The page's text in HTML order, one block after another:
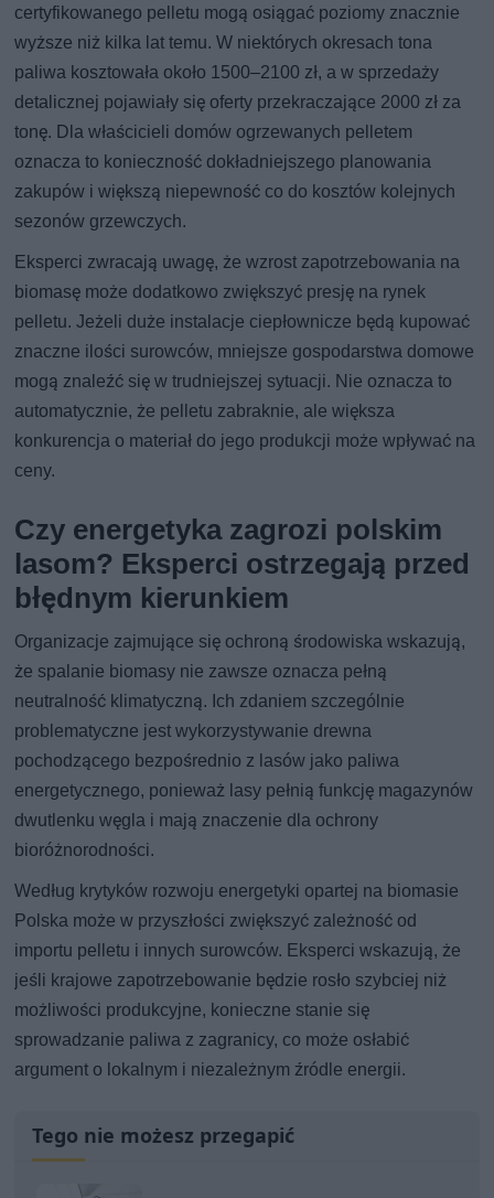
certyfikowanego pelletu mogą osiągać poziomy znacznie
wyższe niż kilka lat temu. W niektórych okresach tona
paliwa kosztowała około 1500–2100 zł, a w sprzedaży
detalicznej pojawiały się oferty przekraczające 2000 zł za
tonę. Dla właścicieli domów ogrzewanych pelletem
oznacza to konieczność dokładniejszego planowania
zakupów i większą niepewność co do kosztów kolejnych
sezonów grzewczych.
Eksperci zwracają uwagę, że wzrost zapotrzebowania na
biomasę może dodatkowo zwiększyć presję na rynek
pelletu. Jeżeli duże instalacje ciepłownicze będą kupować
znaczne ilości surowców, mniejsze gospodarstwa domowe
mogą znaleźć się w trudniejszej sytuacji. Nie oznacza to
automatycznie, że pelletu zabraknie, ale większa
konkurencja o materiał do jego produkcji może wpływać na
ceny.
Czy energetyka zagrozi polskim
lasom? Eksperci ostrzegają przed
błędnym kierunkiem
Organizacje zajmujące się ochroną środowiska wskazują,
że spalanie biomasy nie zawsze oznacza pełną
neutralność klimatyczną. Ich zdaniem szczególnie
problematyczne jest wykorzystywanie drewna
pochodzącego bezpośrednio z lasów jako paliwa
energetycznego, ponieważ lasy pełnią funkcję magazynów
dwutlenku węgla i mają znaczenie dla ochrony
bioróżnorodności.
Według krytyków rozwoju energetyki opartej na biomasie
Polska może w przyszłości zwiększyć zależność od
importu pelletu i innych surowców. Eksperci wskazują, że
jeśli krajowe zapotrzebowanie będzie rosło szybciej niż
możliwości produkcyjne, konieczne stanie się
sprowadzanie paliwa z zagranicy, co może osłabić
argument o lokalnym i niezależnym źródle energii.
Tego nie możesz przegapić